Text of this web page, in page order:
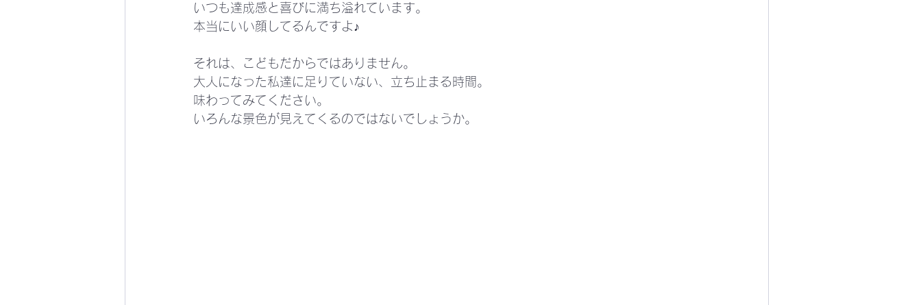
いつも達成感と喜びに満ち溢れています。
本当にいい顔してるんですよ♪
それは、こどもだからではありません。
大人になった私達に足りていない、立ち止まる時間。
味わってみてください。
いろんな景色が見えてくるのではないでしょうか。